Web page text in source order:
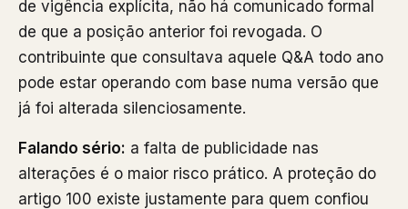
de vigência explícita, não há comunicado formal
de que a posição anterior foi revogada. O
contribuinte que consultava aquele Q&A todo ano
pode estar operando com base numa versão que
já foi alterada silenciosamente.
Falando sério: a falta de publicidade nas
alterações é o maior risco prático. A proteção do
artigo 100 existe justamente para quem confiou